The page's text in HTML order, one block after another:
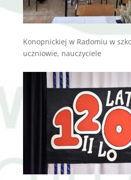
Konopnickiej w Radomiu w
uczniowie, nauczyciele